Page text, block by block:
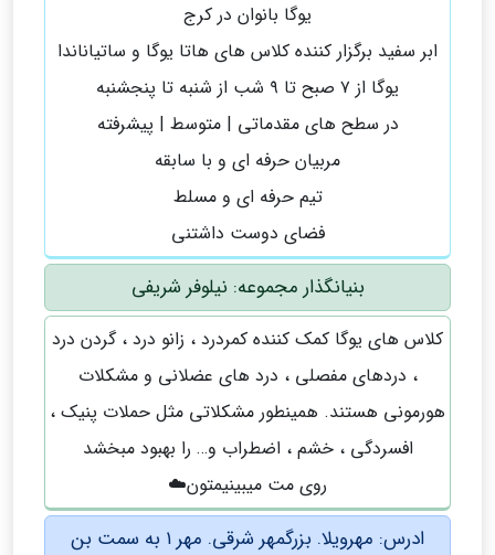
يوگا بانوان در كرج
ابر سفيد برگزار كننده كلاس هاى هاتا يوگا و ساتياناندا
يوگا از ٧ صبح تا ٩ شب از شنبه تا پنجشنبه
در سطح هاى مقدماتی | متوسط | پيشرفته
مربیان حرفه ای و با سابقه
تیم حرفه ای و مسلط
فضای دوست داشتنی
بنيانگذار مجموعه: نيلوفر شريفي
كلاس هاى يوگا كمك كننده كمردرد ، زانو درد ، گردن درد
، دردهاي مفصلي ، درد هاي عضلاني و مشكلات
هورموني هستند. همينطور مشكلاتى مثل حملات پنيك ،
افسردگي ، خشم ، اضطراب و… را بهبود مبخشد
روى مت ميبينيمتون☁️
ادرس: مهرويلا. بزرگمهر شرقي. مهر ١ به سمت بن